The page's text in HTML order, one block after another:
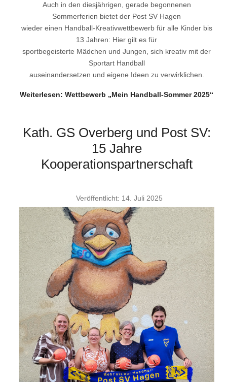
Auch in den diesjährigen, gerade begonnenen
Sommerferien bietet der Post SV Hagen
wieder einen Handball-Kreativwettbewerb für alle Kinder bis
13 Jahren: Hier gilt es für
sportbegeisterte Mädchen und Jungen, sich kreativ mit der
Sportart Handball
auseinandersetzen und eigene Ideen zu verwirklichen.
Weiterlesen: Wettbewerb „Mein Handball-Sommer 2025“
Kath. GS Overberg und Post SV:
15 Jahre
Kooperationspartnerschaft
Veröffentlicht: 14. Juli 2025